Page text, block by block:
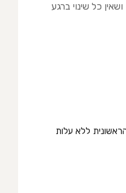
כל שינוי ברגע
ללא עלות